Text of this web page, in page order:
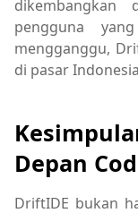
dikembangkan
pengguna
mengganggu,
di pasar
Depan
DriftIDE bukan